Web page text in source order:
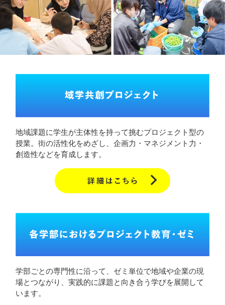
地域課題に学生が主体性を持って挑むプロジェクト型の
授業。街の活性化をめざし、企画力・マネジメント力・
創造性などを育成します。
学部ごとの専門性に沿って、ゼミ単位で地域や企業の現
場とつながり、実践的に課題と向き合う学びを展開して
います。